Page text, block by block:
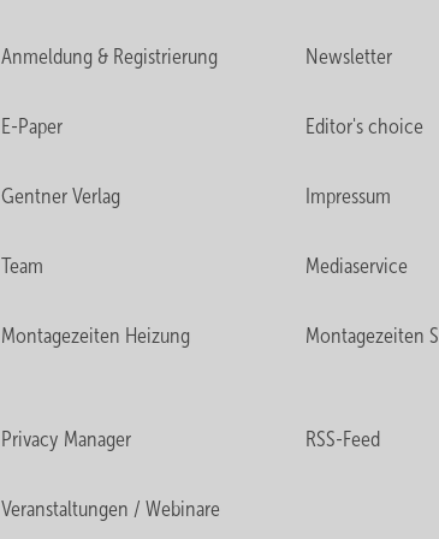
Anmeldung & Registrierung Newsletter
E-Paper Editor's choice
Gentner Verlag Impressum
Team Mediaservice
Montagezeiten Heizung Montagezeiten
Privacy Manager RSS-Feed
Veranstaltungen / Webinare